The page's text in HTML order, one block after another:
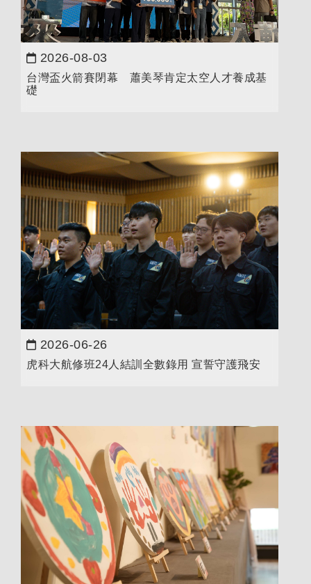
日期：
2026-08-03
台灣盃火箭賽閉幕 蕭美琴肯定太空人才養成基
礎
日期：
2026-06-26
虎科大航修班24人結訓全數錄用 宣誓守護飛安